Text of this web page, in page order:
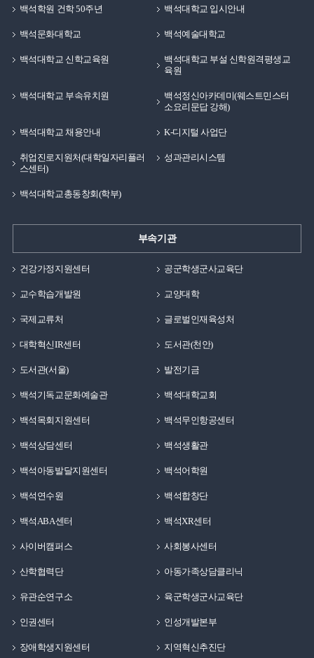
백석학원 건학 50주년 백석대학교 입시안내
백석문화대학교 백석예술대학교
백석대학교 신학교육원
백석대학교 부설 신학원격평생교
육원
백석대학교 부속유치원
백석정신아카데미(웨스트민스터
소요리문답 강해)
백석대학교 채용안내 K-디지털 사업단
취업진로지원처(대학일자리플러
스센터)
성과관리시스템
백석대학교총동창회(학부)
부속기관
건강가정지원센터 공군학생군사교육단
교수학습개발원 교양대학
국제교류처 글로벌인재육성처
대학혁신IR센터 도서관(천안)
도서관(서울) 발전기금
백석기독교문화예술관 백석대학교회
백석목회지원센터 백석무인항공센터
백석상담센터 백석생활관
백석아동발달지원센터 백석어학원
백석연수원 백석합창단
백석ABA센터 백석XR센터
사이버캠퍼스 사회봉사센터
산학협력단 아동가족상담클리닉
유관순연구소 육군학생군사교육단
인권센터 인성개발본부
장애학생지원센터 지역혁신추진단